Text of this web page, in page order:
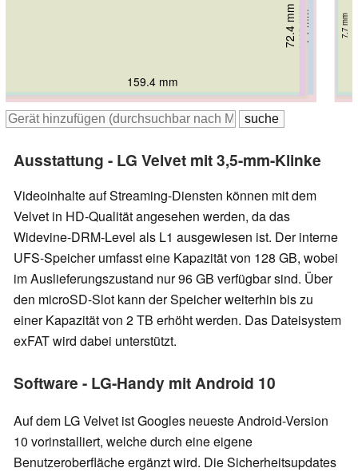
168.56 mm
78 mm 9.75 mm
167.08 mm
74 mm 7.85 mm
163.7 mm
76.1 mm 8.7 mm
162.6 mm
74.8 mm 8.96 mm
158.96 mm
74.24 mm 8.9 mm
159.4 mm
72.4 mm 7.7 mm
Ausstattung - LG Velvet mit 3,5-mm-Klinke
Videoinhalte auf Streaming-Diensten können mit dem
Velvet in HD-Qualität angesehen werden, da das
Widevine-DRM-Level als L1 ausgewiesen ist. Der interne
UFS-Speicher umfasst eine Kapazität von 128 GB, wobei
im Auslieferungszustand nur 96 GB verfügbar sind. Über
den microSD-Slot kann der Speicher weiterhin bis zu
einer Kapazität von 2 TB erhöht werden. Das Dateisystem
exFAT wird dabei unterstützt.
Software - LG-Handy mit Android 10
Auf dem LG Velvet ist Googles neueste Android-Version
10 vorinstalliert, welche durch eine eigene
Benutzeroberfläche ergänzt wird. Die Sicherheitsupdates